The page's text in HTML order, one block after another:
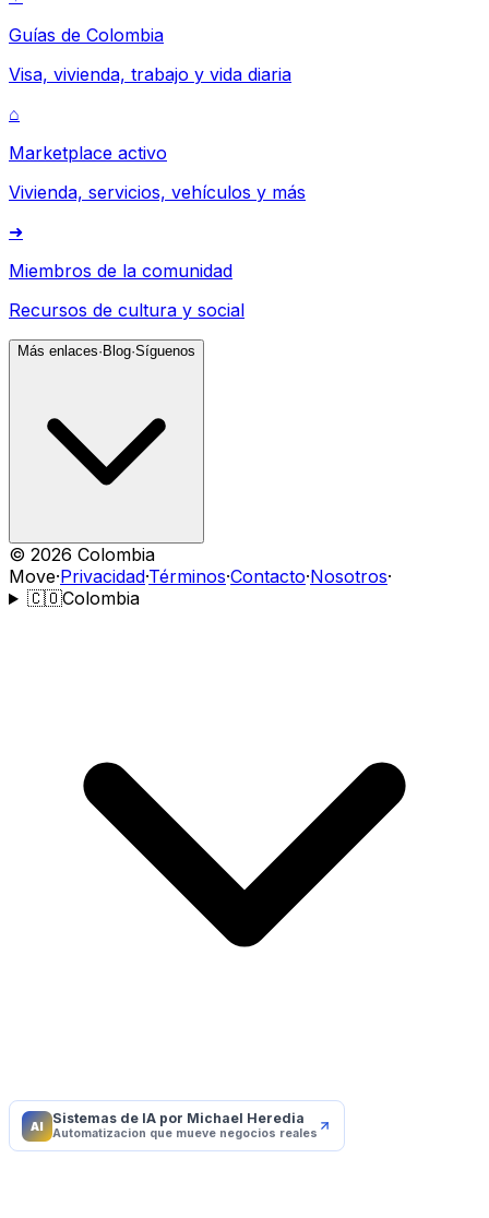
Guías de Colombia
Visa, vivienda, trabajo y vida diaria
⌂
Marketplace activo
Vivienda, servicios, vehículos y más
➜
Miembros de la comunidad
Recursos de cultura y social
Más enlaces· Blog·Síguenos
© 2026 Colombia
Move·Privacidad·Términos·Contacto·Nosotros·
🇨🇴Colombia
AI Sistemas de IA por Michael Heredia
Automatizacion que mueve negocios reales